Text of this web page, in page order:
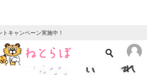
キャンペーン実施中！